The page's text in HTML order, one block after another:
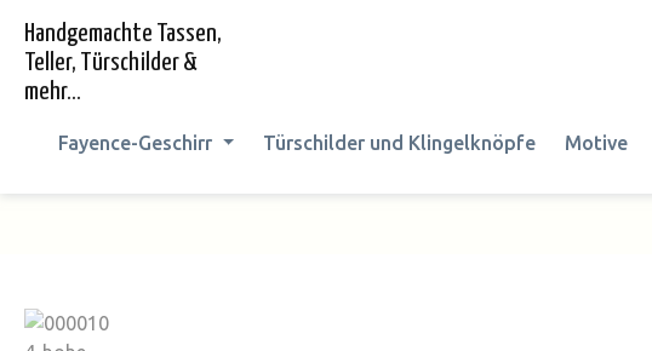
Zur Hauptnavigation springen
Handgemachte Tassen,
Teller, Türschilder &
mehr...
Fayence-Geschirr Türschilder und Klingelknöpfe Motive
Bildergalerie überspringen